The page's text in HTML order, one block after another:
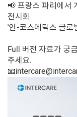
📢 프랑스 파리에서
전시회
'인-코스메틱스 글로
Full 버전 자료가 궁
주세요.